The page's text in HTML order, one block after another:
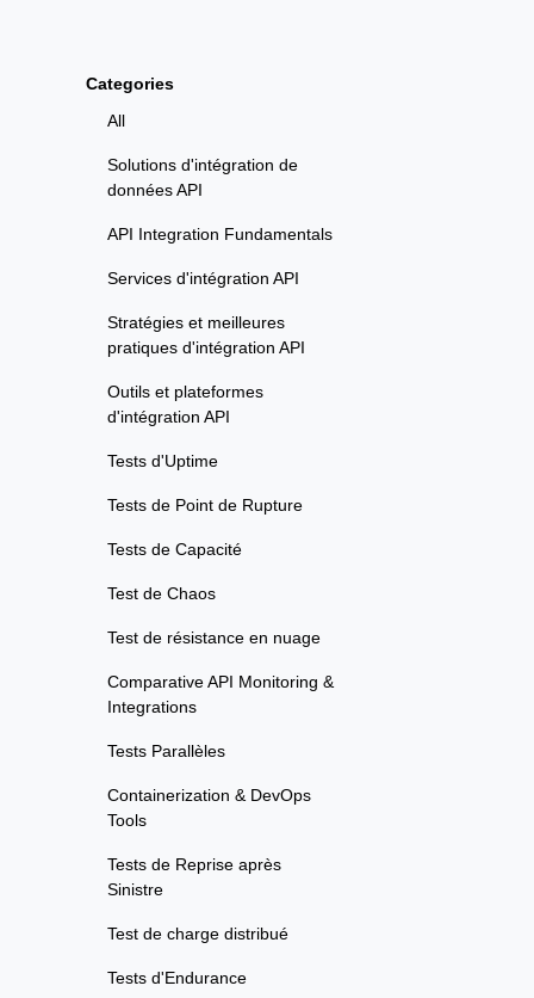
Categories
All
Solutions d'intégration de
données API
API Integration Fundamentals
Services d'intégration API
Stratégies et meilleures
pratiques d'intégration API
Outils et plateformes
d'intégration API
Tests d'Uptime
Tests de Point de Rupture
Tests de Capacité
Test de Chaos
Test de résistance en nuage
Comparative API Monitoring &
Integrations
Tests Parallèles
Containerization & DevOps
Tools
Tests de Reprise après
Sinistre
Test de charge distribué
Tests d'Endurance